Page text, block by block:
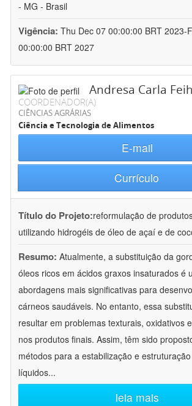
- MG - Brasil
Vigência: Thu Dec 07 00:00:00 BRT 2023-
00:00:00 BRT 2027
Andresa Carla
COORDENADOR(A)
CIÊNCIAS AGRÁRIAS
Ciência e Tecnologia de Alimentos
E-mail
Currículo
Título do Projeto:reformulação de
utilizando hidrogéis de óleo de açaí e de
Resumo: Atualmente, a substituição da
óleos ricos em ácidos graxos insaturados é
abordagens mais significativas para
cárneos saudáveis. No entanto, essa
resultar em problemas texturais, oxidativos
nos produtos finais. Assim, têm sido
métodos para a estabilização e
líquidos...
leia mais